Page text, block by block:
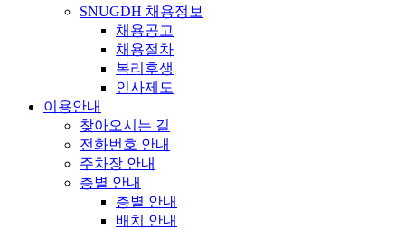
SNUGDH 채용정보
채용공고
채용절차
복리후생
인사제도
이용안내
찾아오시는 길
전화번호 안내
주차장 안내
층별 안내
층별 안내
배치 안내